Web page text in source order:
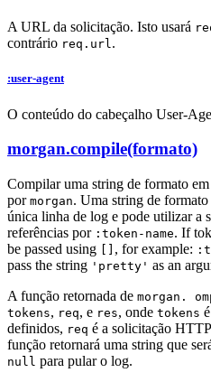
A URL da solicitação. Isto usará
contrário req.url.
:user-agent
O conteúdo do cabeçalho User-
morgan.compile(formato)
Compilar uma string de formato
por morgan. Uma string de formato
única linha de log e pode utilizar a
referências por :token-name. If
be passed using
, for example:
pass the string 'pretty' as an
A função retornada de morgan.
tokens, req, e res, onde tokens
definidos, req é a solicitação
função retornará uma string que
null para pular o log.